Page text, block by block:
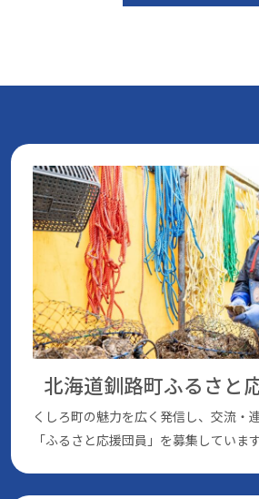
北海道釧路町ふるさと
くしろ町の魅⼒を広く発信し、交流・
「ふるさと応援団員」を募集していま